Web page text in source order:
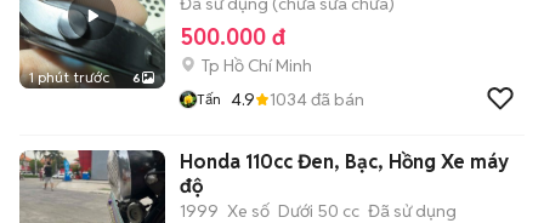
1 phút trước 6
500.000 đ
Tp Hồ Chí Minh
Tấn 4.9 1034đã bán
Honda 110cc Đen, Bạc, Hồng Xe máy
độ
1999 Xe số Dưới 50 cc Đã sử dụng